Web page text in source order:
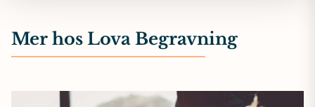
Mer hos Lova Begravning